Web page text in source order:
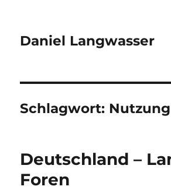
Daniel Langwasser
Schlagwort: Nutzung
Deutschland –
Foren